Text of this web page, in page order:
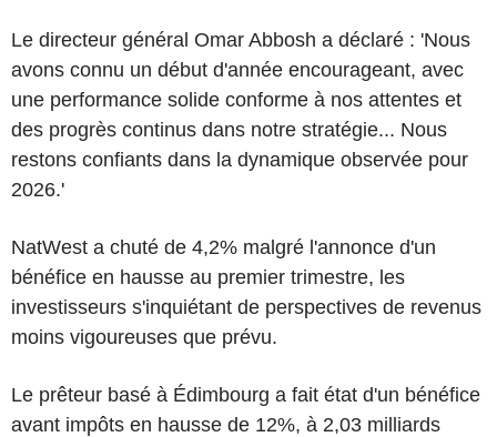
Le directeur général Omar Abbosh a déclaré : 'Nous
avons connu un début d'année encourageant, avec
une performance solide conforme à nos attentes et
des progrès continus dans notre stratégie... Nous
restons confiants dans la dynamique observée pour
2026.'
NatWest a chuté de 4,2% malgré l'annonce d'un
bénéfice en hausse au premier trimestre, les
investisseurs s'inquiétant de perspectives de revenus
moins vigoureuses que prévu.
Le prêteur basé à Édimbourg a fait état d'un bénéfice
avant impôts en hausse de 12%, à 2,03 milliards